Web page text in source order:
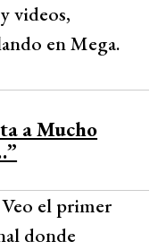
videos,
en Mega.
a Mucho
Veo el primer
donde